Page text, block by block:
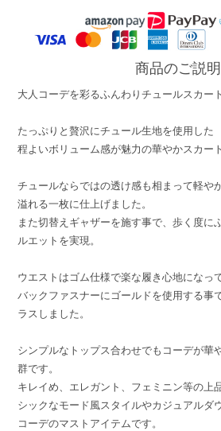
商品のご説明
大人コーデを彩るふんわりチュールスカート
たっぷりと贅沢にチュール生地を使用した
程よいボリューム感が魅力の華やかスカー
チュールならではの透け感も相まって軽や
溢れる一枚に仕上げました。
また切替えギャザーを施す事で、歩く度に
ルエットを実現。
ウエストはゴム仕様で楽な履き心地になっ
バックファスナーにゴールドを使用する事
ラスしました。
シンプルなトップス合わせでもコーデが華
群です。
キレイめ、エレガント、フェミニン等の上
シックなモード風スタイルやカジュアルダ
コーデのマストアイテムです。